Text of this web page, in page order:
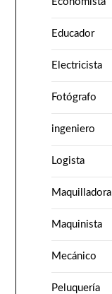
Educador
Electricista
Fotógrafo
ingeniero
Logista
Maquilladora
Maquinista
Mecánico
Peluquería